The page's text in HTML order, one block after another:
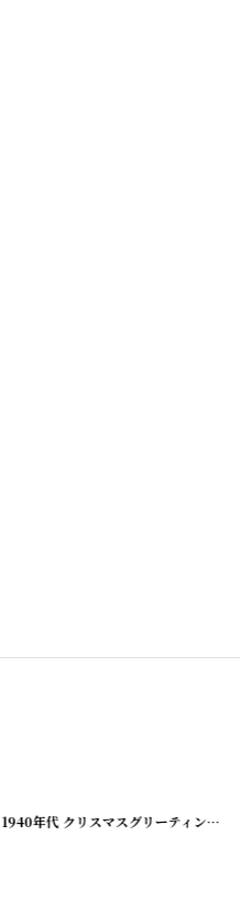
[210928-9] 1940年代 クリスマスグリーティング ビンテージカード